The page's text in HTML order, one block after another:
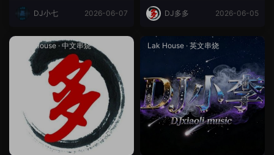
DJ小七 2026-06-07 DJ多多 2026-06-05
Prog House · 中文串烧 Lak House · 英文串烧